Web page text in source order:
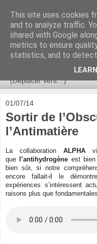
Ça se
Astronomie,
L'infini se contemple,
01/07/14
Sortir de
l’Antimatière
La collaboration ALPHA
que
l’antihydrogène est
bien sûr, si notre
encore fallait-il le
expériences s’intéressent
raisons plus que fondamentales.
This site uses cookies
and to analyze traffic.
shared with Google
metrics to ensure
statistics, and to detect